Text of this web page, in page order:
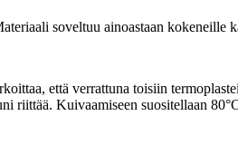
soveltuu ainoastaan kokeneille
että verrattuna toisiin
riittää. Kuivaamiseen suositellaan